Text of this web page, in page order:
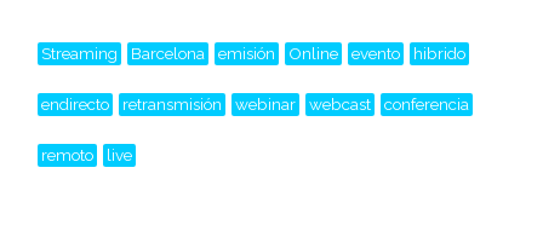
Streaming Barcelona emisión Online evento hibrido
endirecto retransmisión webinar webcast conferencia
remoto live